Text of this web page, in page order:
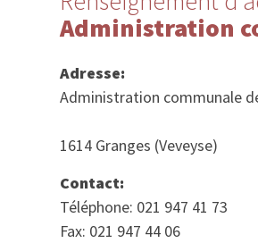
Administration
Adresse:
Administration communale
1614 Granges (Veveyse)
Contact:
Téléphone: 021 947 41 73
Fax: 021 947 44 06